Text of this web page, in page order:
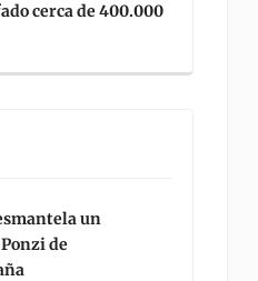
cerca de 400.000
un
de